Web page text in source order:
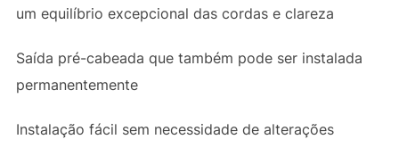
um equilíbrio excepcional das cordas e clareza
Saída pré-cabeada que também pode ser instalada
permanentemente
Instalação fácil sem necessidade de alterações